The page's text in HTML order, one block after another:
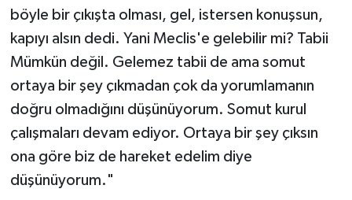
böyle bir çıkışta olması, gel, istersen konuşsun,
kapıyı alsın dedi. Yani Meclis'e gelebilir mi? Tabii
Mümkün değil. Gelemez tabii de ama somut
ortaya bir şey çıkmadan çok da yorumlamanın
doğru olmadığını düşünüyorum. Somut kurul
çalışmaları devam ediyor. Ortaya bir şey çıksın
ona göre biz de hareket edelim diye
düşünüyorum."